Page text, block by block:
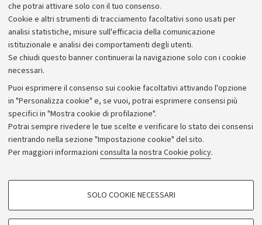
che potrai attivare solo con il tuo consenso.
Cookie e altri strumenti di tracciamento facoltativi sono usati per
analisi statistiche, misure sull'efficacia della comunicazione
istituzionale e analisi dei comportamenti degli utenti.
Se chiudi questo banner continuerai la navigazione solo con i cookie
necessari.
Puoi esprimere il consenso sui cookie facoltativi attivando l'opzione
in "Personalizza cookie" e, se vuoi, potrai esprimere consensi più
specifici in "Mostra cookie di profilazione".
Potrai sempre rivedere le tue scelte e verificare lo stato dei consensi
rientrando nella sezione "Impostazione cookie" del sito.
Per maggiori informazioni consulta la nostra Cookie policy.
COOKIE DI PROFILAZIONE - FACOLTATIVI
SOLO COOKIE NECESSARI
Piano strategico
Bilanci
Donazioni e 5x1000
Merchandising - UniboStore
Bandi, gare e concorsi
Albo online
Amministrazione trasparente
Atti di notifica
Informazioni sul sito e accessibilità
Dichiarazione di accessibilità
Privacy e note legali
Impostazioni Cookie